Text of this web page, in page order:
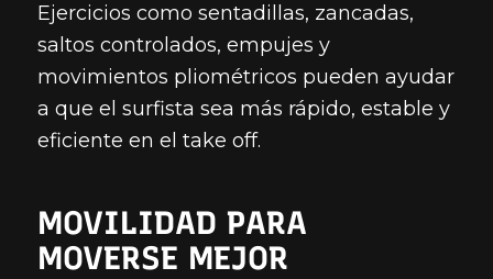
Ejercicios como sentadillas, zancadas,
saltos controlados, empujes y
movimientos pliométricos pueden ayudar
a que el surfista sea más rápido, estable y
eficiente en el take off.
MOVILIDAD PARA
MOVERSE MEJOR